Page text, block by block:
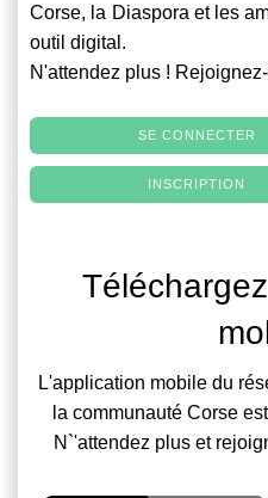
Corse, la Diaspora et les
outil digital.
N'attendez plus !
SE CONNECTER
INSCRIPTION
L'application mobile du
la communauté Corse
N`'attendez plus et